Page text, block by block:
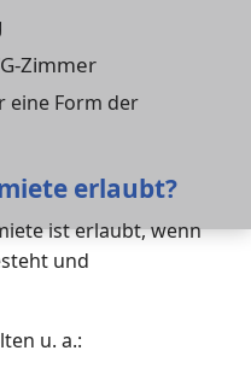
Zimmer
eine Form der
erlaubt?
ist erlaubt, wenn
und
u. a.: